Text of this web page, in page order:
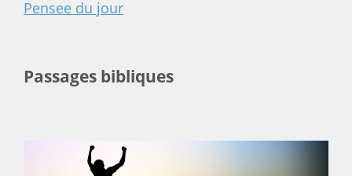
Pensee du jour
Passages bibliques